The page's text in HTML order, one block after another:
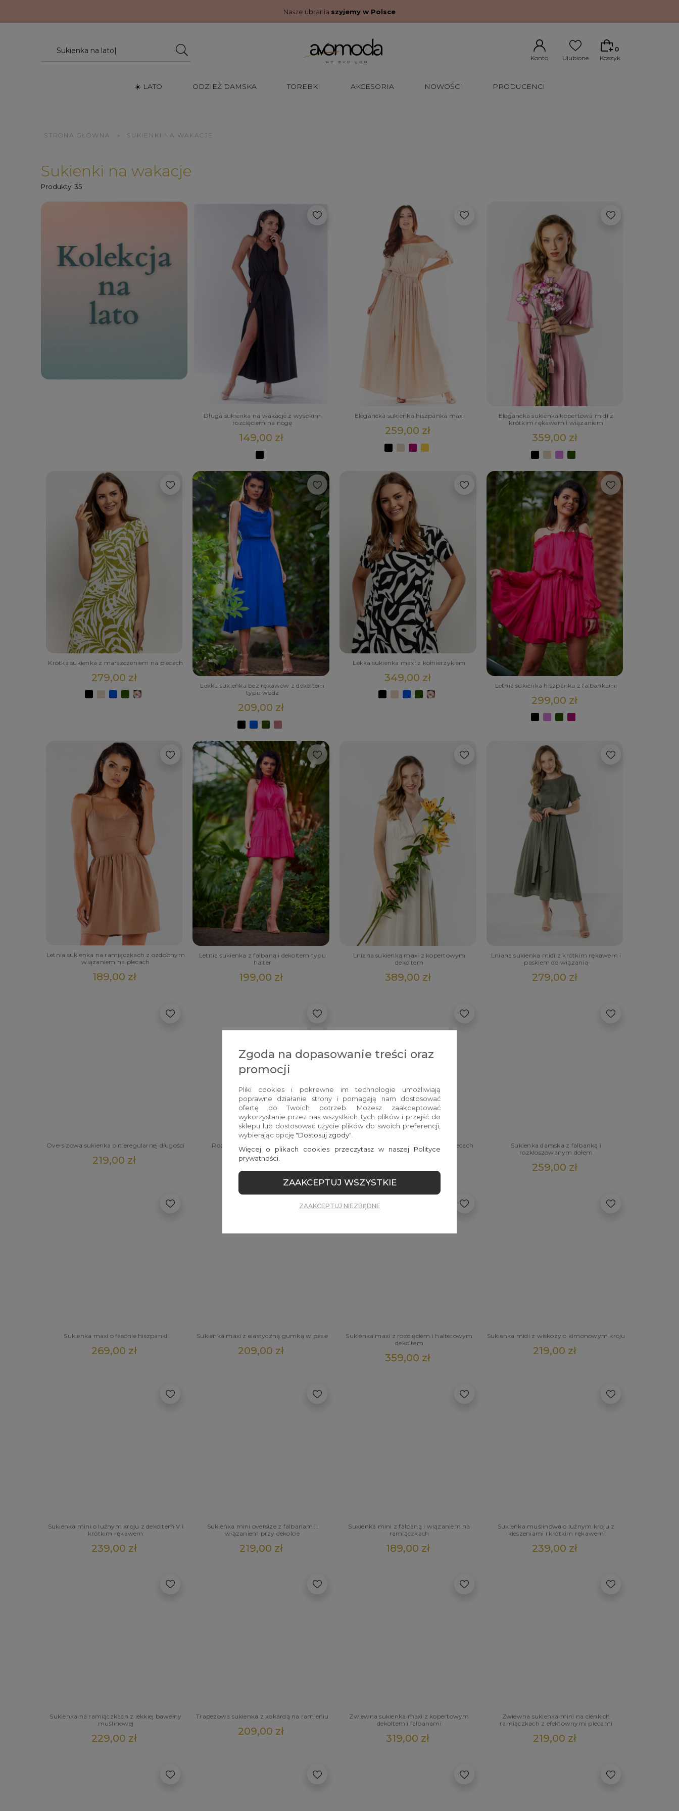
Nasze ubrania szyjemy w Polsce
0
☀️ LATO ODZIEŻ DAMSKA TOREBKI AKCESORIA NOWOŚCI PRODUCENCI
STRONA GŁÓWNA » SUKIENKI NA WAKACJE
Sukienki na wakacje
Produkty: 35
Długa sukienka na wakacje z wysokim
rozcięciem na nogę
149,00 zł
Elegancka sukienka hiszpanka maxi
259,00 zł
Elegancka sukienka kopertowa midi z
krótkim rękawem i wiązaniem
359,00 zł
Krótka sukienka z marszczeniem na plecach
279,00 zł
Lekka sukienka bez rękawów z dekoltem
typu woda
209,00 zł
Lekka sukienka maxi z kołnierzykiem
349,00 zł
Letnia sukienka hiszpanka z falbankami
299,00 zł
Letnia sukienka na ramiączkach z ozdobnym
wiązaniem na plecach
189,00 zł
Letnia sukienka z falbaną i dekoltem typu
halter
199,00 zł
Lniana sukienka maxi z kopertowym
dekoltem
389,00 zł
Lniana sukienka midi z krótkim rękawem i
paskiem do wiązania
279,00 zł
Oversizowa sukienka o nieregularnej długości
219,00 zł
Rozkloszowana sukienka midi na
ramiączkach
Sukienka damska z dekoltem V na plecach
Sukienka damska z falbanką i
rozkloszowanym dołem
259,00 zł
Sukienka maxi o fasonie hiszpanki
269,00 zł
Sukienka maxi z elastyczną gumką w pasie
209,00 zł
Sukienka maxi z rozcięciem i halterowym
dekoltem
359,00 zł
Sukienka midi z wiskozy o kimonowym kroju
219,00 zł
Sukienka mini o luźnym kroju z dekoltem V i
krótkim rękawem
239,00 zł
Sukienka mini oversize z falbanami i
wiązaniem przy dekolcie
219,00 zł
Sukienka mini z falbaną i wiązaniem na
ramiączkach
189,00 zł
Sukienka muślinowa o luźnym kroju z
kieszeniami i krótkim rękawem
239,00 zł
Sukienka na ramiączkach z lekkiej bawełny
muślinowej
229,00 zł
Trapezowa sukienka z kokardą na ramieniu
209,00 zł
Zwiewna sukienka maxi z kopertowym
dekoltem i falbanami
319,00 zł
Zwiewna sukienka mini na cienkich
ramiączkach z efektownymi plecami
219,00 zł
Zgoda na dopasowanie treści oraz
promocji
Pliki cookies i pokrewne im technologie umożliwiają
poprawne działanie strony i pomagają nam dostosować
ofertę do Twoich potrzeb. Możesz zaakceptować
wykorzystanie przez nas wszystkich tych plików i przejść do
sklepu lub dostosować użycie plików do swoich preferencji,
wybierając opcję "Dostosuj zgody"
Więcej o plikach cookies przeczytasz w naszej Polityce
prywatności.
ZAAKCEPTUJ NIEZBĘDNE
ZAAKCEPTUJ WSZYSTKIE